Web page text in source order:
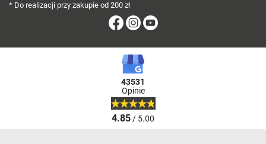
* Do realizacji przy zakupie od 200 zł
FacebookInstagram
43531
Opinie
4.85/ 5.00